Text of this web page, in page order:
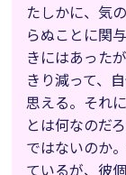
たしかに、気
らぬことに関
きにはあった
きり減って、
思える。それ
とは何なのだ
ではないのか
ているが、彼